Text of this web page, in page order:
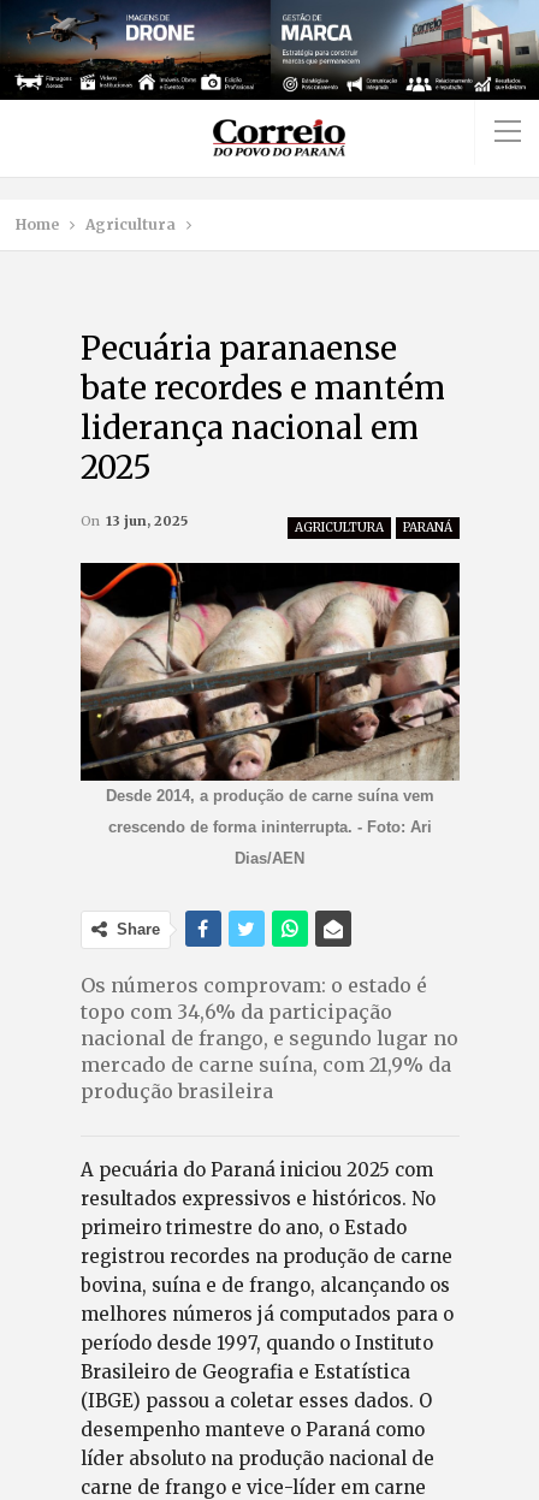
Home Agricultura
Pecuária paranaense
bate recordes e mantém
liderança nacional em
2025
AGRICULTURA PARANÁ
On 13 jun, 2025
Desde 2014, a produção de carne suína vem
crescendo de forma ininterrupta. - Foto: Ari
Dias/AEN
Share
Os números comprovam: o estado é
topo com 34,6% da participação
nacional de frango, e segundo lugar no
mercado de carne suína, com 21,9% da
produção brasileira
A pecuária do Paraná iniciou 2025 com
resultados expressivos e históricos. No
primeiro trimestre do ano, o Estado
registrou recordes na produção de carne
bovina, suína e de frango, alcançando os
melhores números já computados para o
período desde 1997, quando o Instituto
Brasileiro de Geografia e Estatística
(IBGE) passou a coletar esses dados. O
desempenho manteve o Paraná como
líder absoluto na produção nacional de
carne de frango e vice-líder em carne